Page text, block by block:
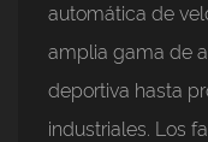
automática de
amplia gama de
deportiva hasta
industriales. Los